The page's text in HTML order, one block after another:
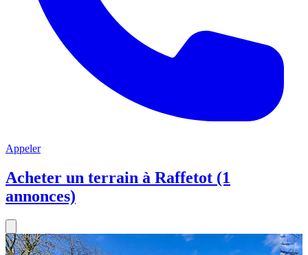
Appeler
Acheter un terrain à Raffetot (1
annonces)